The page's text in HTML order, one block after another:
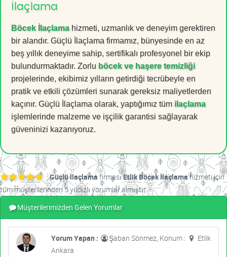
İlaçlama
Böcek İlaçlamahizmeti, uzmanlık ve deneyim gerektiren
bir alandır. Güçlü İlaçlama firmamız, bünyesinde en az
beş yıllık deneyime sahip, sertifikalı profesyonel bir ekip
bulundurmaktadır. Zorlu böcek ve haşere temizliği
projelerinde, ekibimiz yılların getirdiği tecrübeyle en
pratik ve etkili çözümleri sunarak gereksiz maliyetlerden
kaçınır. Güçlü İlaçlama olarak, yaptığımız tüm ilaçlama
işlemlerinde malzeme ve işçilik garantisi sağlayarak
güveninizi kazanıyoruz.
Güçlü İlaçlama firmasıEtlik Böcek İlaçlamahizmeti için
tüm müşterilerinden 5 yıldızlı yorumlar almıştır.
Müşterilerimizden Gelen Yorumlar
Yorum Yapan : Şaban Sönmez, Konum :
Etlik
Ankara